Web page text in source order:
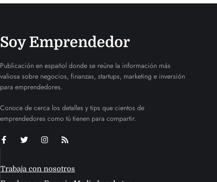
Soy Emprendedor
Publicación en español donde se reúne la información más
valiosa sobre negocios, finanzas, startups, marketing e inversión
para emprendedores.
Conoce de cerca los detalles y tips que cientos de
emprendedores como tú tienen para compartir.
Trabaja con nosotros